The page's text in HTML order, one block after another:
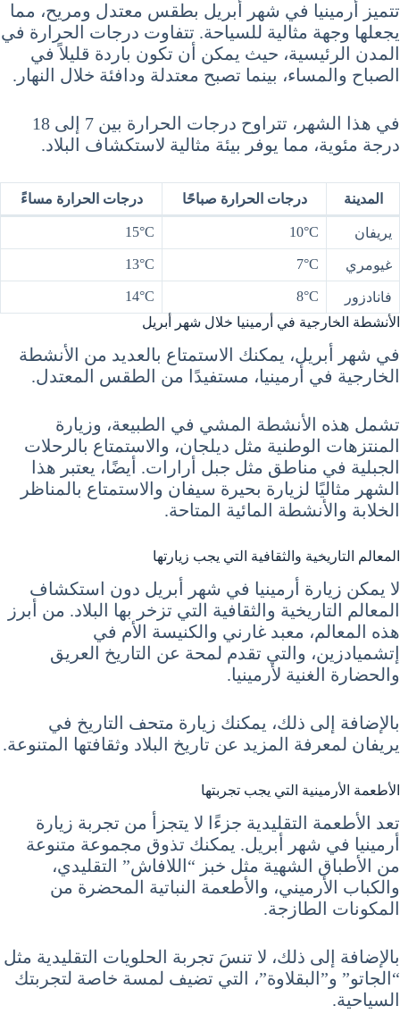
تتميز أرمينيا في شهر أبريل بطقس معتدل ومريح، مما
يجعلها وجهة مثالية للسياحة. تتفاوت درجات الحرارة في
المدن الرئيسية، حيث يمكن أن تكون باردة قليلاً في
الصباح والمساء، بينما تصبح معتدلة ودافئة خلال النهار.
في هذا الشهر، تتراوح درجات الحرارة بين 7 إلى 18
درجة مئوية، مما يوفر بيئة مثالية لاستكشاف البلاد.
المدينة درجات الحرارة صباحًا درجات الحرارة مساءً
يريفان 10°C
15°C
غيومري 7°C
13°C
فانادزور 8°C
14°C
الأنشطة الخارجية في أرمينيا خلال شهر أبريل
في شهر أبريل، يمكنك الاستمتاع بالعديد من الأنشطة
الخارجية في أرمينيا، مستفيدًا من الطقس المعتدل.
تشمل هذه الأنشطة المشي في الطبيعة، وزيارة
المنتزهات الوطنية مثل ديلجان، والاستمتاع بالرحلات
الجبلية في مناطق مثل جبل أرارات. أيضًا، يعتبر هذا
الشهر مثاليًا لزيارة بحيرة سيفان والاستمتاع بالمناظر
الخلابة والأنشطة المائية المتاحة.
المعالم التاريخية والثقافية التي يجب زيارتها
لا يمكن زيارة أرمينيا في شهر أبريل دون استكشاف
المعالم التاريخية والثقافية التي تزخر بها البلاد. من أبرز
هذه المعالم، معبد غارني والكنيسة الأم في
إتشميادزين، والتي تقدم لمحة عن التاريخ العريق
والحضارة الغنية لأرمينيا.
بالإضافة إلى ذلك، يمكنك زيارة متحف التاريخ في
يريفان لمعرفة المزيد عن تاريخ البلاد وثقافتها المتنوعة.
الأطعمة الأرمينية التي يجب تجربتها
تعد الأطعمة التقليدية جزءًا لا يتجزأ من تجربة زيارة
أرمينيا في شهر أبريل. يمكنك تذوق مجموعة متنوعة
من الأطباق الشهية مثل خبز “اللافاش” التقليدي،
والكباب الأرميني، والأطعمة النباتية المحضرة من
المكونات الطازجة.
بالإضافة إلى ذلك، لا تنسَ تجربة الحلويات التقليدية مثل
“الجاتو” و”البقلاوة”، التي تضيف لمسة خاصة لتجربتك
السياحية.